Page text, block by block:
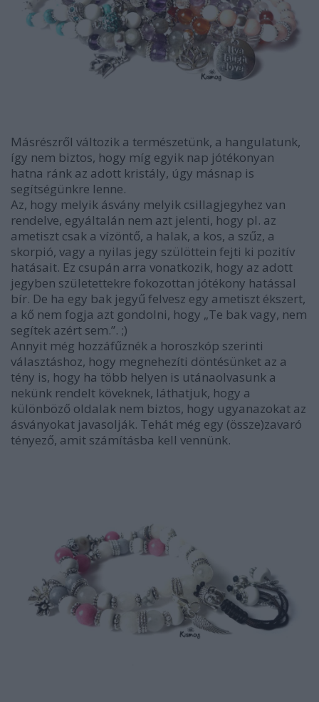
Másrészről változik a természetünk, a hangulatunk,
így nem biztos, hogy míg egyik nap jótékonyan
hatna ránk az adott kristály, úgy másnap is
segítségünkre lenne.
Az, hogy melyik ásvány melyik csillagjegyhez van
rendelve, egyáltalán nem azt jelenti, hogy pl. az
ametiszt csak a vízöntő, a halak, a kos, a szűz, a
skorpió, vagy a nyilas jegy szülöttein fejti ki pozitív
hatásait. Ez csupán arra vonatkozik, hogy az adott
jegyben születettekre fokozottan jótékony hatással
bír. De ha egy bak jegyű felvesz egy ametiszt ékszert,
a kő nem fogja azt gondolni, hogy „Te bak vagy, nem
segítek azért sem.”. ;)
Annyit még hozzáfűznék a horoszkóp szerinti
választáshoz, hogy megnehezíti döntésünket az a
tény is, hogy ha több helyen is utánaolvasunk a
nekünk rendelt köveknek, láthatjuk, hogy a
különböző oldalak nem biztos, hogy ugyanazokat az
ásványokat javasolják. Tehát még egy (össze)zavaró
tényező, amit számításba kell vennünk.